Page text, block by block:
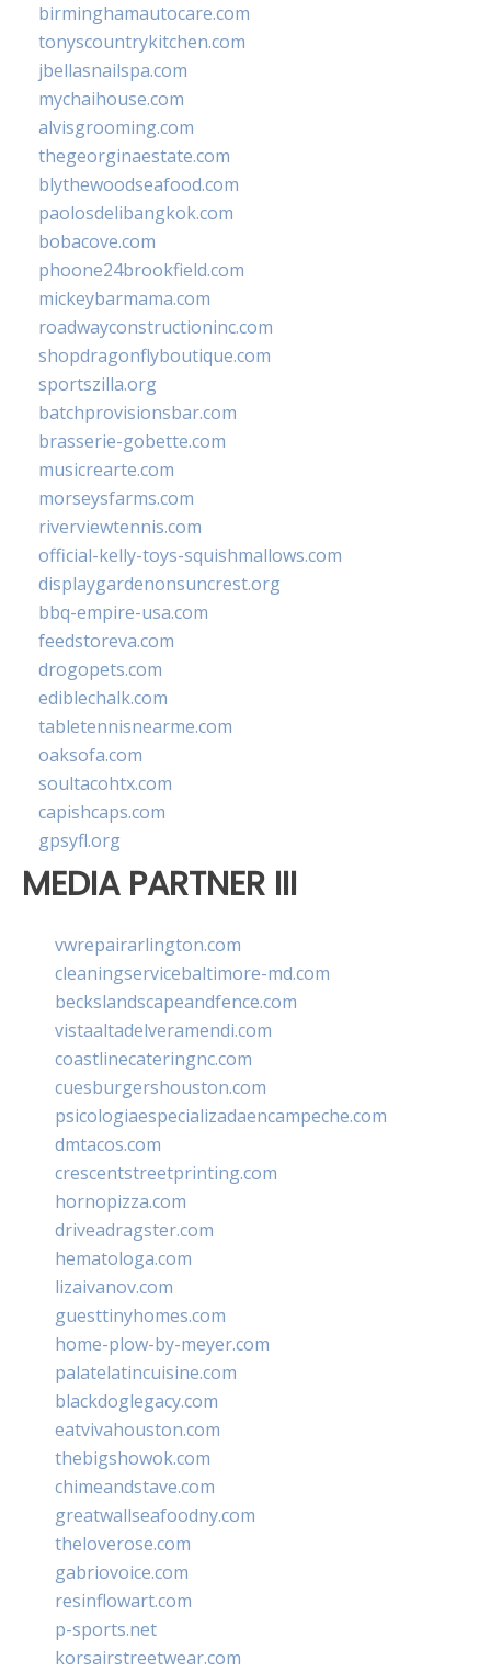
birminghamautocare.com
tonyscountrykitchen.com
jbellasnailspa.com
mychaihouse.com
alvisgrooming.com
thegeorginaestate.com
blythewoodseafood.com
paolosdelibangkok.com
bobacove.com
phoone24brookfield.com
mickeybarmama.com
roadwayconstructioninc.com
shopdragonflyboutique.com
sportszilla.org
batchprovisionsbar.com
brasserie-gobette.com
musicrearte.com
morseysfarms.com
riverviewtennis.com
official-kelly-toys-squishmallows.com
displaygardenonsuncrest.org
bbq-empire-usa.com
feedstoreva.com
drogopets.com
ediblechalk.com
tabletennisnearme.com
oaksofa.com
soultacohtx.com
capishcaps.com
gpsyfl.org
MEDIA PARTNER III
vwrepairarlington.com
cleaningservicebaltimore-md.com
beckslandscapeandfence.com
vistaaltadelveramendi.com
coastlinecateringnc.com
cuesburgershouston.com
psicologiaespecializadaencampeche.com
dmtacos.com
crescentstreetprinting.com
hornopizza.com
driveadragster.com
hematologa.com
lizaivanov.com
guesttinyhomes.com
home-plow-by-meyer.com
palatelatincuisine.com
blackdoglegacy.com
eatvivahouston.com
thebigshowok.com
chimeandstave.com
greatwallseafoodny.com
theloverose.com
gabriovoice.com
resinflowart.com
p-sports.net
korsairstreetwear.com